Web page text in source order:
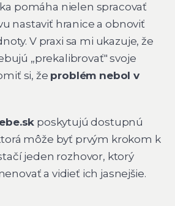
pomáha nielen spracovať
nastaviť hranice a obnoviť
V praxi sa mi ukazuje, že
„prekalibrovať" svoje
si, že problém nebol v
poskytujú dostupnú
môže byť prvým krokom k
jeden rozhovor, ktorý
a vidieť ich jasnejšie.